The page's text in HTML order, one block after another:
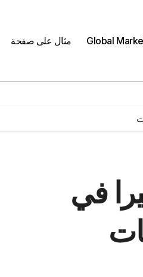
Global مثال على صفحة
في